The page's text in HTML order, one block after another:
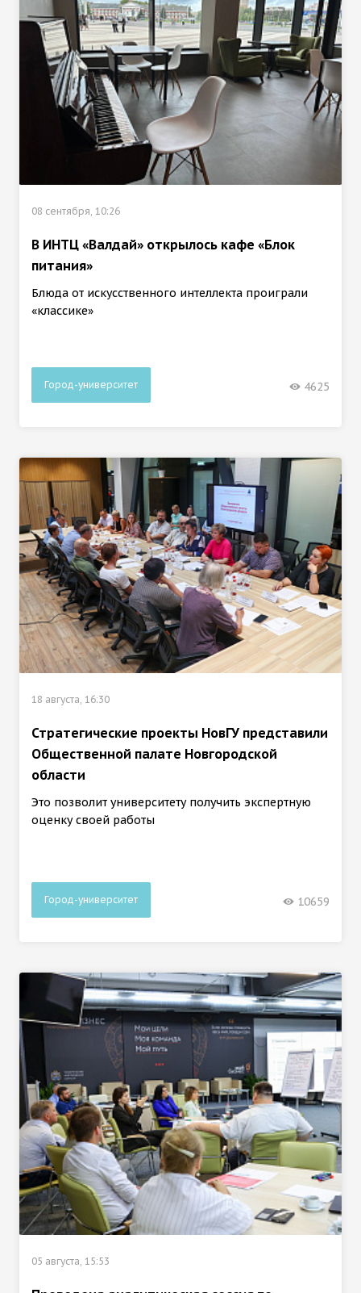
08 сентября, 10:26
В ИНТЦ «Валдай» открылось кафе «Блок
питания»
Блюда от искусственного интеллекта проиграли
«классике»
Город-университет 4625
18 августа, 16:30
Стратегические проекты НовГУ представили
Общественной палате Новгородской
области
Это позволит университету получить экспертную
оценку своей работы
Город-университет 10659
05 августа, 15:53